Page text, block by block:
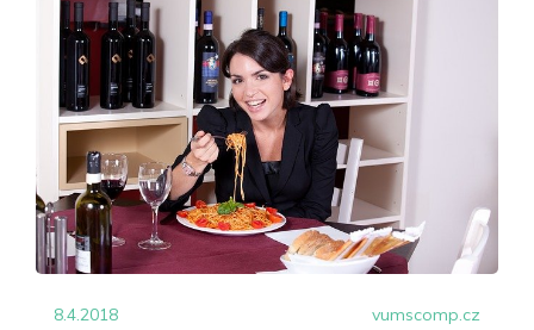
8.4.2018 vumscomp.cz